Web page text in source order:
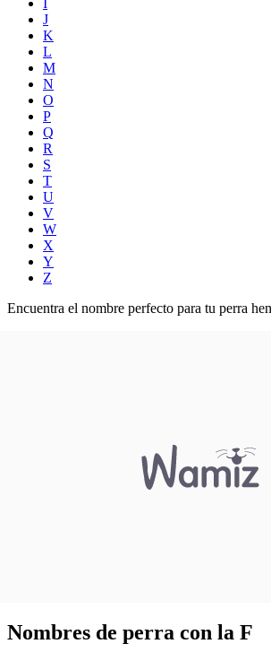
J
K
L
M
N
O
P
Q
R
S
T
U
V
W
X
Y
Z
Encuentra el nombre perfecto para tu perra
Nombres de perra con la F